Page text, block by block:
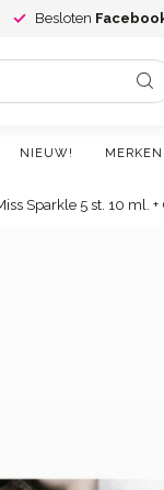
Besloten
NIEUW! MERKEN
Sparkle 5 st. 10 ml.